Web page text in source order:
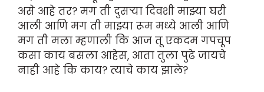
असे आहे तर? मग ती दुसऱ्या दिवशी माझ्या घरी
आली आणि मग ती माझ्या रूम मध्ये आली आणि
मग ती मला म्हणाली कि आज तू एकदम गपचूप
कसा काय बसला आहेस, आता तुला पुढे जायचे
नाही आहे कि काय? त्याचे काय झाले?